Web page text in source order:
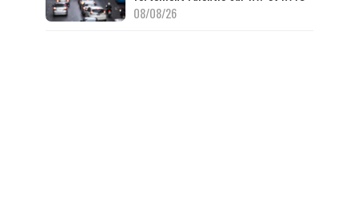
08/08/26